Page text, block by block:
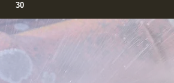
30